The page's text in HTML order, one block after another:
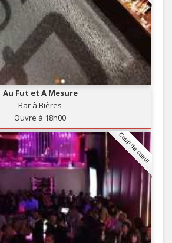
Au Fut et A Mesure
Bar à Bières
Ouvre à 18h00
Coup de coeur